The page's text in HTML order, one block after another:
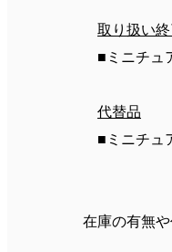
取り扱い
■ミニチュ
代替品
■ミニチュ
在庫の有無